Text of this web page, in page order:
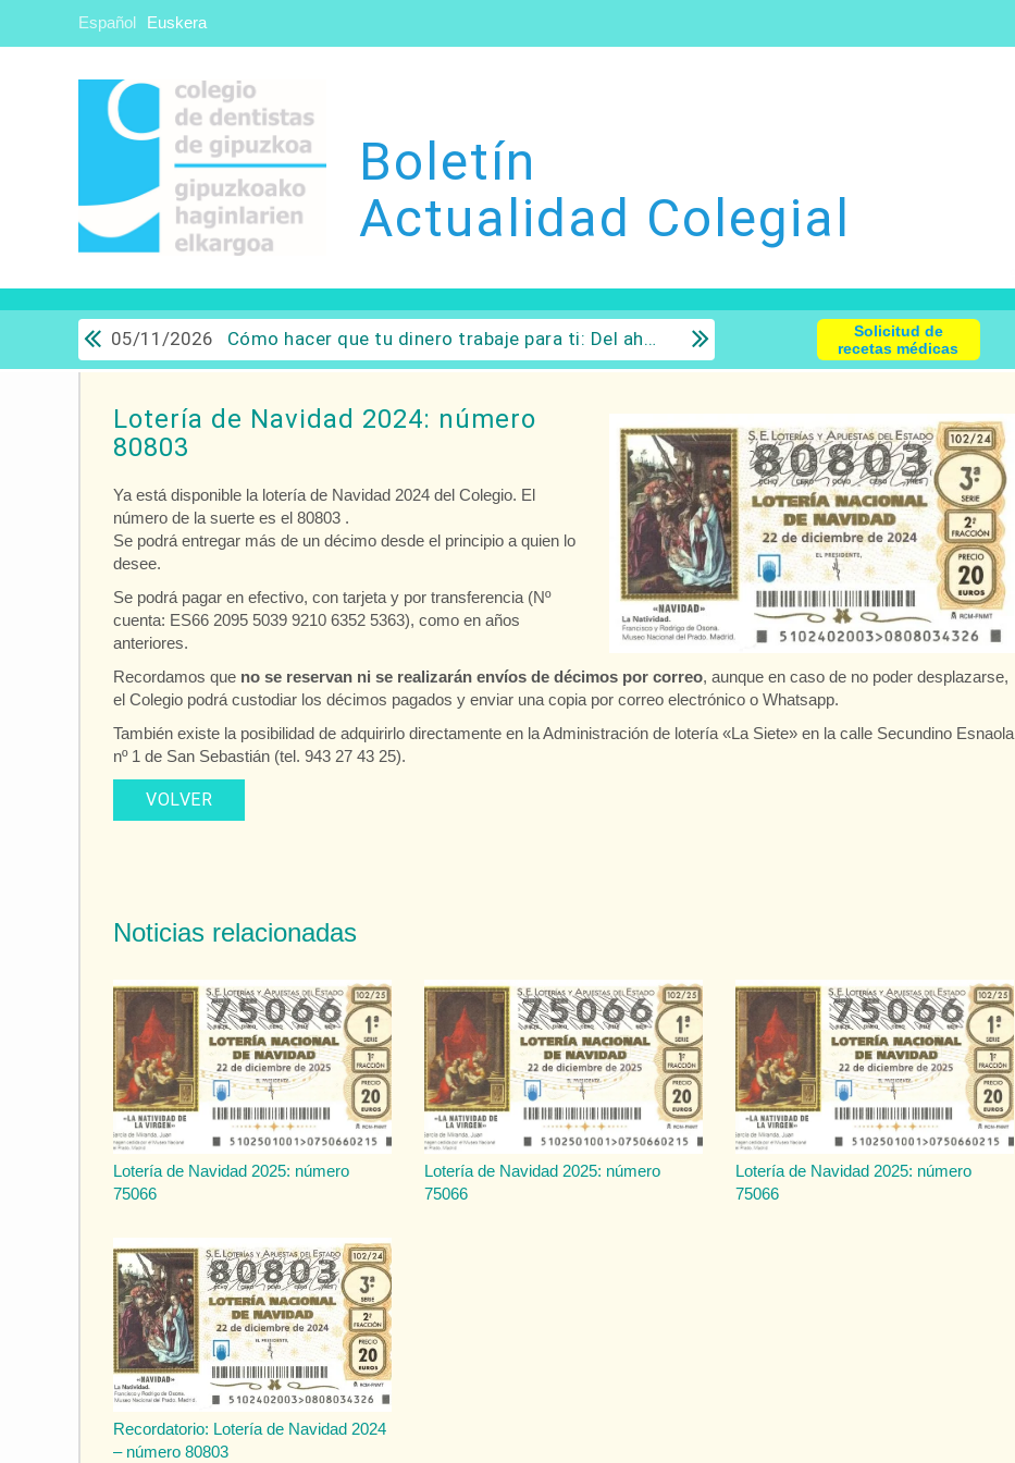
Español Euskera
Boletín
Actualidad Colegial
05/11/2026 Cómo hacer que tu dinero trabaje para ti: Del ahorro a la inversión con sentido común.
Solicitud de
recetas médicas
Lotería de Navidad 2024: número
80803
Ya está disponible la lotería de Navidad 2024 del Colegio. El
número de la suerte es el 80803 .
Se podrá entregar más de un décimo desde el principio a quien lo
desee.
Se podrá pagar en efectivo, con tarjeta y por transferencia (Nº
cuenta: ES66 2095 5039 9210 6352 5363), como en años
anteriores.
Recordamos que no se reservan ni se realizarán envíos de décimos por correo, aunque en caso de no poder desplazarse,
el Colegio podrá custodiar los décimos pagados y enviar una copia por correo electrónico o Whatsapp.
También existe la posibilidad de adquirirlo directamente en la Administración de lotería «La Siete» en la calle Secundino Esnaola
nº 1 de San Sebastián (tel. 943 27 43 25).
VOLVER
Noticias relacionadas
Lotería de Navidad 2025: número
75066
Lotería de Navidad 2025: número
75066
Lotería de Navidad 2025: número
75066
Recordatorio: Lotería de Navidad 2024
– número 80803